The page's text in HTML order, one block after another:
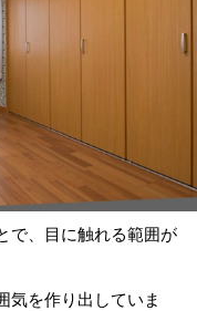
で、目に触れる範囲が
気を作り出していま